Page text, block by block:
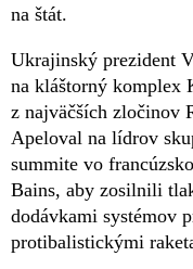
na štát.
Ukrajinský prezident
na kláštorný komplex
z najväčších zločinov
Apeloval na lídrov
summite vo
Bains, aby zosilnili
dodávkami systémov
protibalistickými